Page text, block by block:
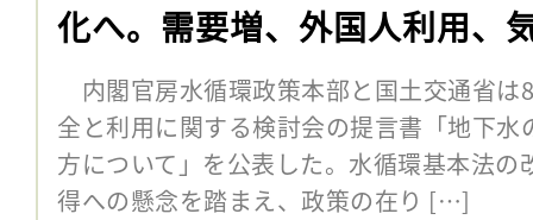
化へ。需要増、外国人利用、
内閣官房水循環政策本部と国土交通省は
全と利用に関する検討会の提言書「地下
方について」を公表した。水循環基本法の
得への懸念を踏まえ、政策の在り […]